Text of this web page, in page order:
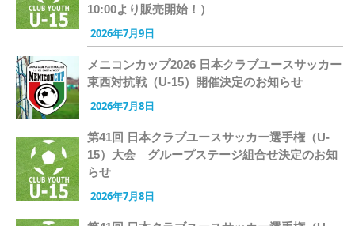
10:00より販売開始！）
2026年7月9日
メニコンカップ2026 日本クラブユースサッカー
東西対抗戦（U-15）開催決定のお知らせ
2026年7月8日
第41回 日本クラブユースサッカー選手権（U-
15）大会 グループステージ組合せ決定のお知
らせ
2026年7月8日